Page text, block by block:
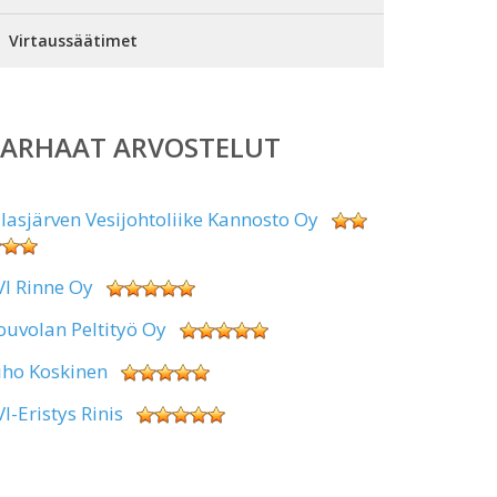
Virtaussäätimet
ARVOSTELUT
Vesijohtoliike Kannosto Oy
Rinne Oy
Peltityö Oy
Koskinen
Eristys Rinis